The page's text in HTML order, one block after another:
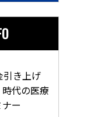
引き上げ
代の医療
ー